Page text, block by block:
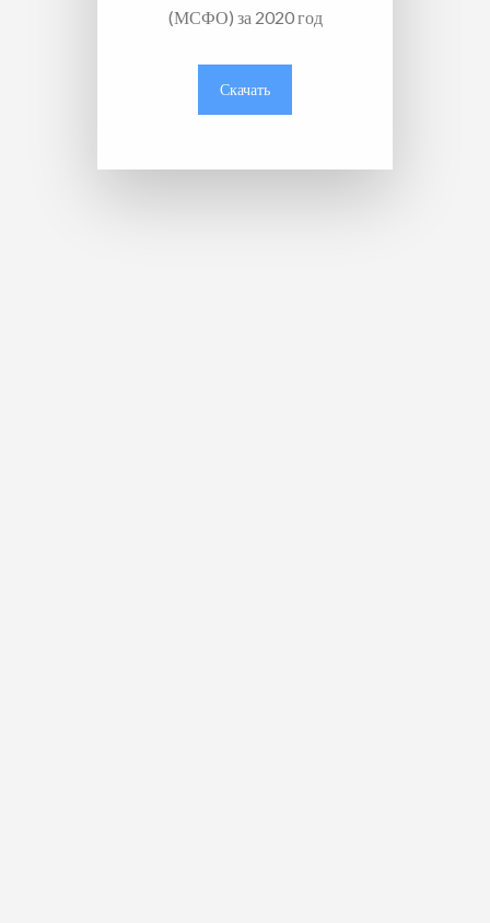
(МСФО) за 2020 год
Скачать